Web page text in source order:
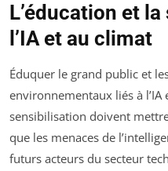
L’éducation et
l’IA et au climat
Éduquer le grand public et
environnementaux liés à
sensibilisation doivent
que les menaces de
futurs acteurs du secteur